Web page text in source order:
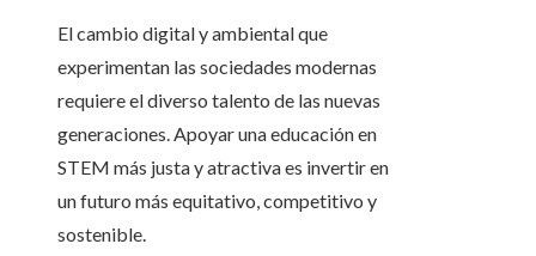
El cambio digital y ambiental que
experimentan las sociedades modernas
requiere el diverso talento de las nuevas
generaciones. Apoyar una educación en
STEM más justa y atractiva es invertir en
un futuro más equitativo, competitivo y
sostenible.